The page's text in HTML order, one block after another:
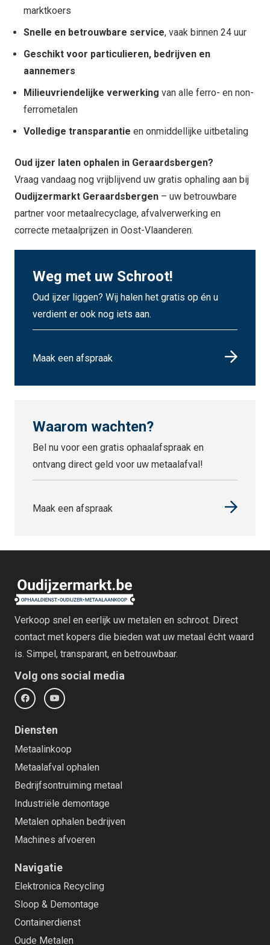
marktkoers
Snelle en betrouwbare service, vaak binnen 24 uur
Geschikt voor particulieren, bedrijven en
aannemers
Milieuvriendelijke verwerking van alle ferro- en non-
ferrometalen
Volledige transparantie en onmiddellijke uitbetaling
Oud ijzer laten ophalen in Geraardsbergen?
Vraag vandaag nog vrijblijvend uw gratis ophaling aan bij
Oudijzermarkt Geraardsbergen – uw betrouwbare
partner voor metaalrecyclage, afvalverwerking en
correcte metaalprijzen in Oost-Vlaanderen.
Weg met uw Schroot!
Oud ijzer liggen? Wij halen het gratis op én u
verdient er ook nog iets aan.
Maak een afspraak
Waarom wachten?
Bel nu voor een gratis ophaalafspraak en
ontvang direct geld voor uw metaalafval!
Maak een afspraak
Verkoop snel en eerlijk uw metalen en schroot. Direct
contact met kopers die bieden wat uw metaal écht waard
is. Simpel, transparant, en betrouwbaar.
Volg ons social media
Diensten
Metaalinkoop
Metaalafval ophalen
Bedrijfsontruiming metaal
Industriële demontage
Metalen ophalen bedrijven
Machines afvoeren
Navigatie
Elektronica Recycling
Sloop & Demontage
Containerdienst
Oude Metalen